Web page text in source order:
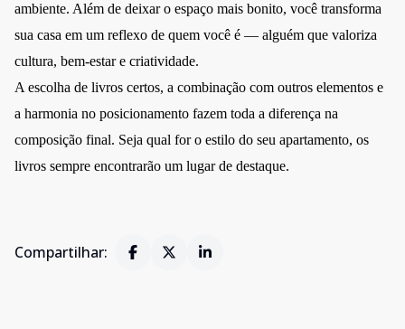
ambiente. Além de deixar o espaço mais bonito, você transforma
sua casa em um reflexo de quem você é — alguém que valoriza
cultura, bem-estar e criatividade.
A escolha de livros certos, a combinação com outros elementos e
a harmonia no posicionamento fazem toda a diferença na
composição final. Seja qual for o estilo do seu apartamento, os
livros sempre encontrarão um lugar de destaque.
Compartilhar: